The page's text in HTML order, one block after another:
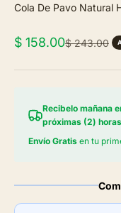
Cola De Pavo Natural
Precio de oferta
$ 158.00Precio
$ 243.00
Recibelo mañana
próximas (2) horas
Envío Gratis en tu